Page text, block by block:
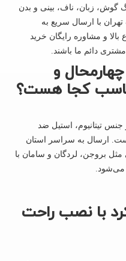
گوش، زبان، ناف، بینی و بدن
تهران با ارسال سریع به
و مشاوره رایگان خرید
دائم ما باشند.
و
کجا هست؟
جنس تیتانیوم، استیل ضد
ارسال به سراسر استان
بروجن، لردگان و سامان با
می‌شود.
با نصب راحت